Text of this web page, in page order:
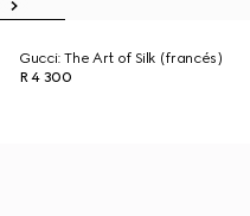
Gucci: The Art of Silk (francés)
R 4 300